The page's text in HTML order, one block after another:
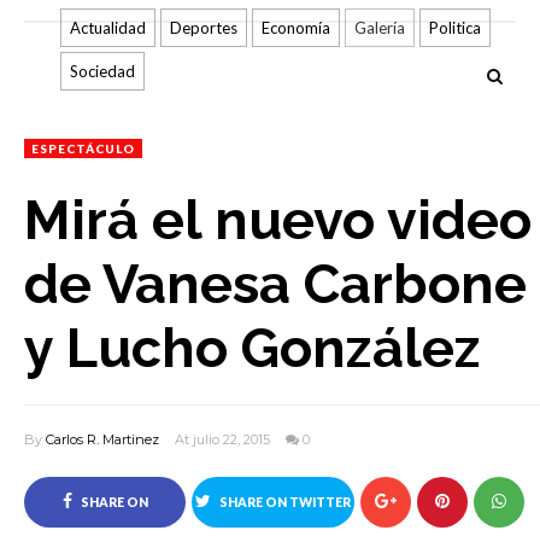
Actualidad Deportes Economía Galería Politica
Sociedad
ESPECTÁCULO
Mirá el nuevo video
de Vanesa Carbone
y Lucho González
By Carlos R. Martinez At julio 22, 2015 0
SHARE ON SHARE ON TWITTER